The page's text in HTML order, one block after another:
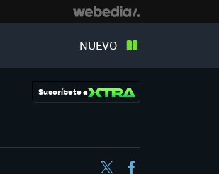
NUEVO
Suscríbete a
Twitter